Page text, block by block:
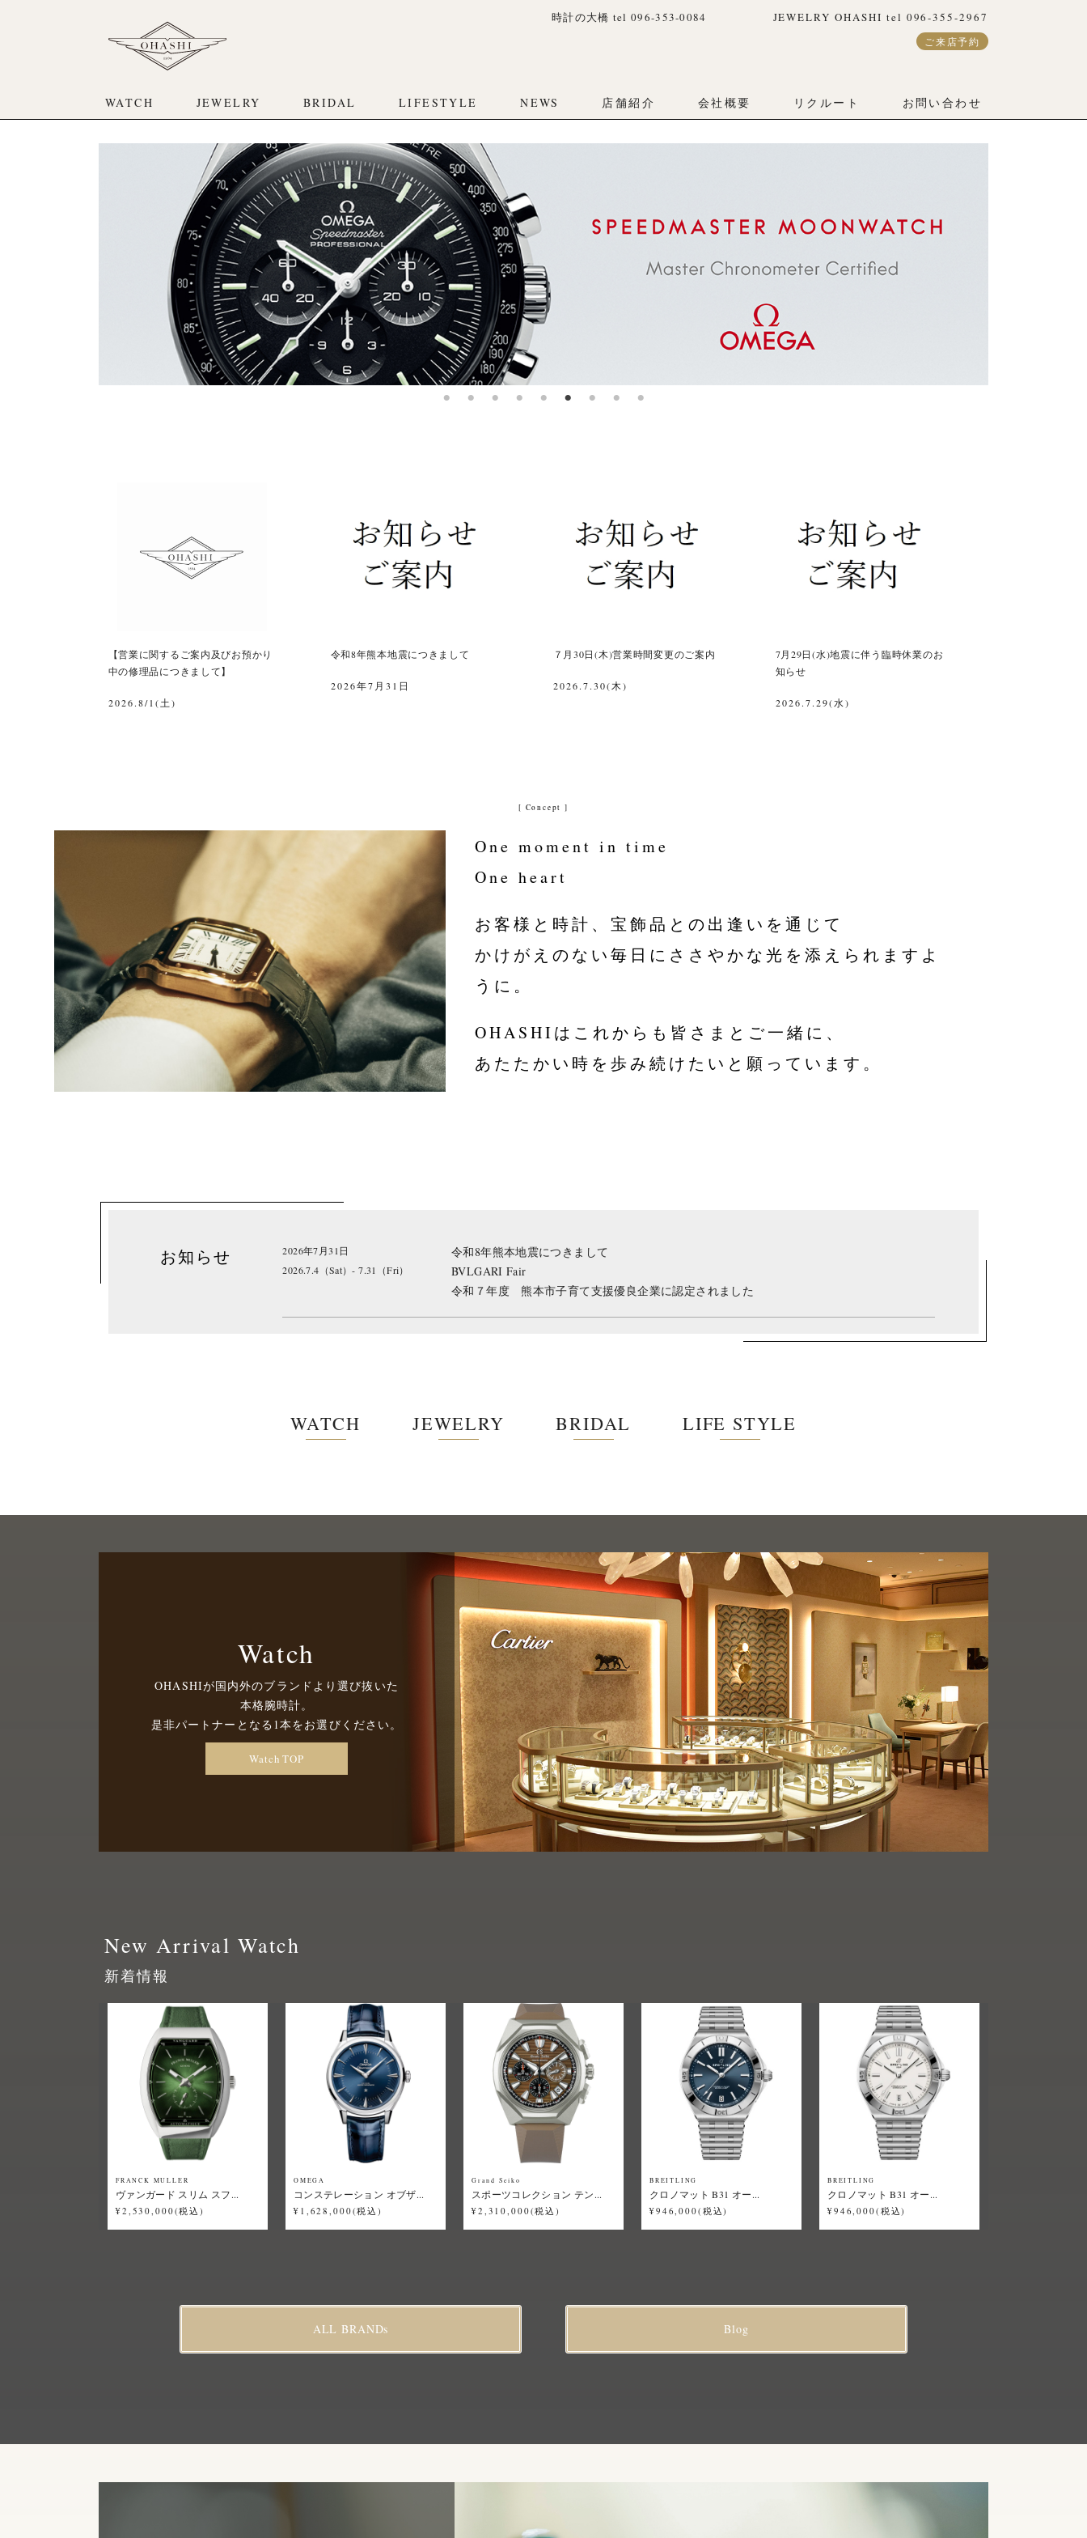
時計の大橋 tel 096-353-0084 JEWELRY OHASHI tel 096-355-2967
ご来店予約
WATCH JEWELRY BRIDAL LIFESTYLE NEWS 店舗紹介 会社概要 リクルート お問い合わせ
【営業に関するご案内及びお預かり
中の修理品につきまして】
2026.8/1(土)
令和8年熊本地震につきまして
2026年7月31日
７月30日(木)営業時間変更のご案内
2026.7.30(木)
7月29日(水)地震に伴う臨時休業のお
知らせ
2026.7.29(水)
[ Concept ]
One moment in time
One heart
お客様と時計、宝飾品との出逢いを通じて
かけがえのない毎日にささやかな光を添えられますよ
うに。
OHASHIはこれからも皆さまとご一緒に、
あたたかい時を歩み続けたいと願っています。
お知らせ 2026年7月31日 令和8年熊本地震につきまして
2026.7.4（Sat）- 7.31（Fri）
BVLGARI Fair
令和７年度 熊本市子育て支援優良企業に認定されました
WATCH JEWELRY BRIDAL LIFE STYLE
Watch
OHASHIが国内外のブランドより選び抜いた
本格腕時計。
是非パートナーとなる1本をお選びください。
Watch TOP
New Arrival Watch
新着情報
FRANCK MULLER
ヴァンガード スリム スフ...
¥2,530,000(税込)
OMEGA
コンステレーション オブザ...
¥1,628,000(税込)
Grand Seiko
スポーツコレクション テン...
¥2,310,000(税込)
BREITLING
クロノマット B31 オー...
¥946,000(税込)
BREITLING
クロノマット B31 オー...
¥946,000(税込)
ALL BRANDs Blog